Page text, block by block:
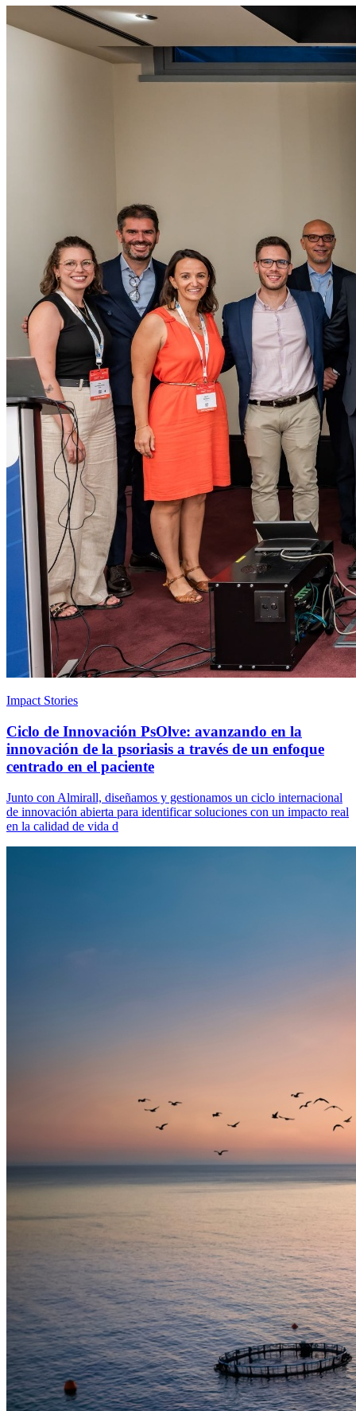
Impact Stories
Ciclo de Innovación PsOlve: avanzando en la
innovación de la psoriasis a través de un enfoque
centrado en el paciente
Junto con Almirall, diseñamos y gestionamos un ciclo internacional
de innovación abierta para identificar soluciones con un impacto real
en la calidad de vida d